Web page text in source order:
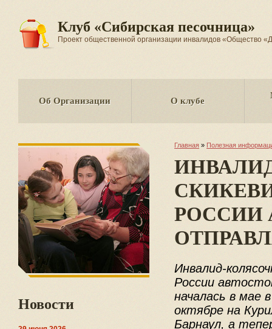
Клуб «Сибирская песочница»
Проект общественной организации инвалидов
Об Организации О клубе
Главная » Полезная
РОССИИ
Инвалид-
России
началась в мае
октябре на
Барнаул, а
Новости